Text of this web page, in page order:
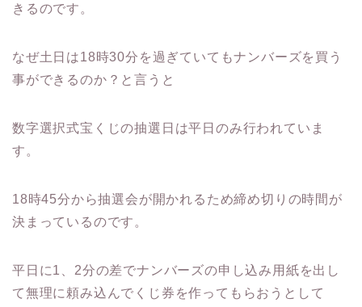
きるのです。
なぜ土日は18時30分を過ぎていてもナンバーズを買う
事ができるのか？と言うと
数字選択式宝くじの抽選日は平日のみ行われていま
す。
18時45分から抽選会が開かれるため締め切りの時間が
決まっているのです。
平日に1、2分の差でナンバーズの申し込み用紙を出し
て無理に頼み込んでくじ券を作ってもらおうとして